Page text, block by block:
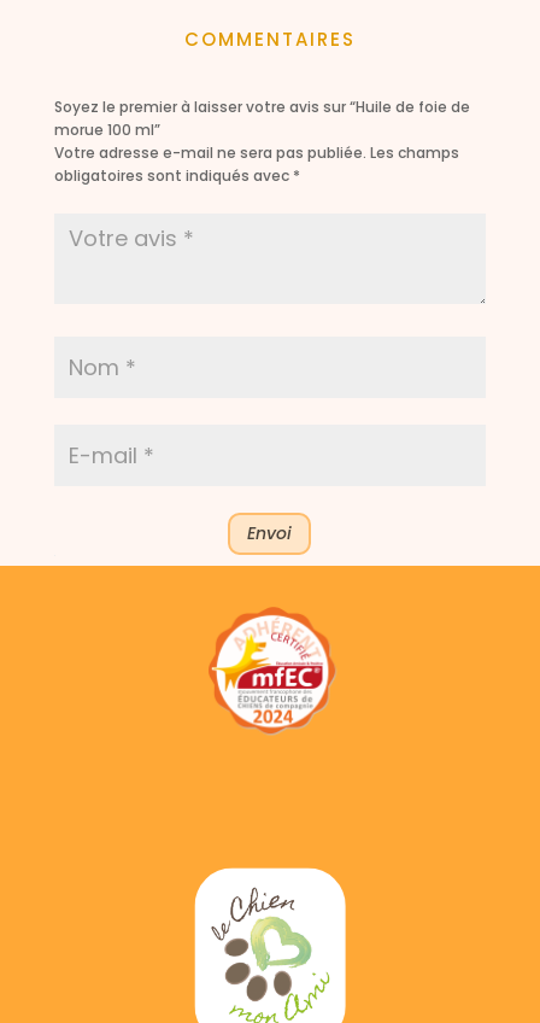
COMMENTAIRES
Soyez le premier à laisser votre avis sur “Huile de foie de
morue 100 ml”
Votre adresse e-mail ne sera pas publiée. Les champs
obligatoires sont indiqués avec *
Envoi